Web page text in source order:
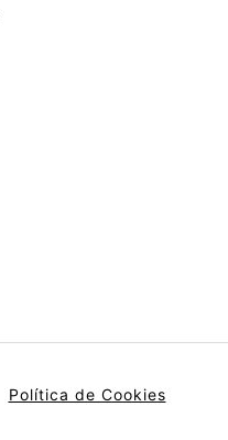
Política de Cookies